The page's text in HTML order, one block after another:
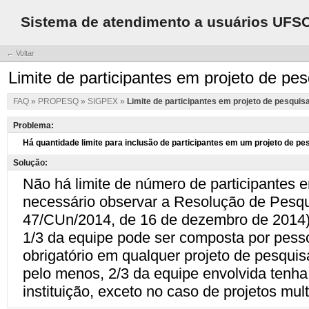
Sistema de atendimento a usuários
← Voltar
Limite de participantes em projeto de
FAQ » PROPESQ » SIGPEX » Limite de participantes em projeto de
Problema:
Solução: